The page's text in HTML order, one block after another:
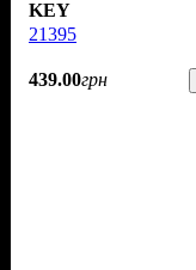
KEY
21395
439.00грн